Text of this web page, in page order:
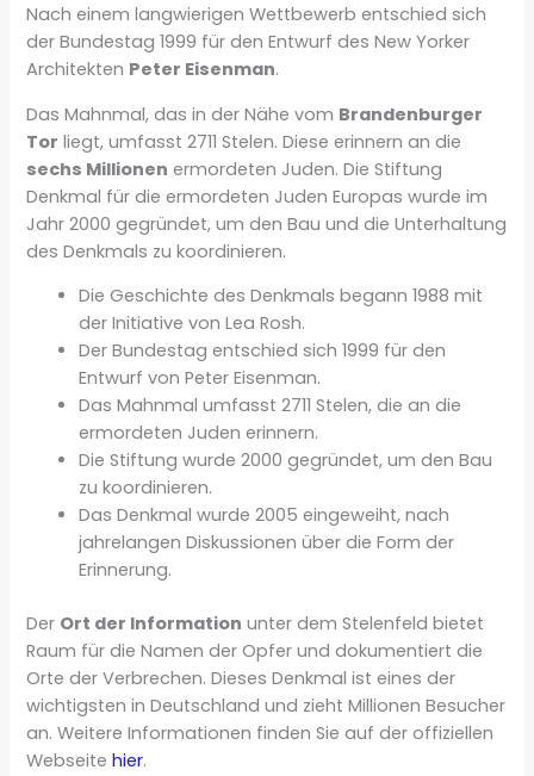
Nach einem langwierigen Wettbewerb entschied sich
der Bundestag 1999 für den Entwurf des New Yorker
Architekten Peter Eisenman.
Das Mahnmal, das in der Nähe vom Brandenburger
Tor liegt, umfasst 2711 Stelen. Diese erinnern an die
sechs Millionen ermordeten Juden. Die Stiftung
Denkmal für die ermordeten Juden Europas wurde im
Jahr 2000 gegründet, um den Bau und die Unterhaltung
des Denkmals zu koordinieren.
Die Geschichte des Denkmals begann 1988 mit
der Initiative von Lea Rosh.
Der Bundestag entschied sich 1999 für den
Entwurf von Peter Eisenman.
Das Mahnmal umfasst 2711 Stelen, die an die
ermordeten Juden erinnern.
Die Stiftung wurde 2000 gegründet, um den Bau
zu koordinieren.
Das Denkmal wurde 2005 eingeweiht, nach
jahrelangen Diskussionen über die Form der
Erinnerung.
Der Ort der Information unter dem Stelenfeld bietet
Raum für die Namen der Opfer und dokumentiert die
Orte der Verbrechen. Dieses Denkmal ist eines der
wichtigsten in Deutschland und zieht Millionen Besucher
an. Weitere Informationen finden Sie auf der offiziellen
Webseitehier.